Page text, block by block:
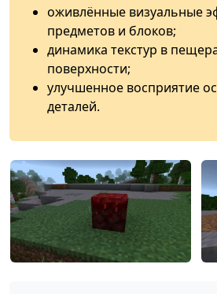
оживлённые визуальные
предметов и блоков;
динамика текстур в
поверхности;
улучшенное восприятие
деталей.